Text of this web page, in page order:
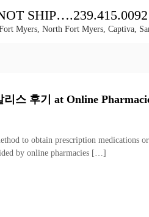
SHIP….239.415.0092
Myers, North Fort Myers, Captiva,
스 후기 at Online
to obtain prescription medications
by online pharmacies […]